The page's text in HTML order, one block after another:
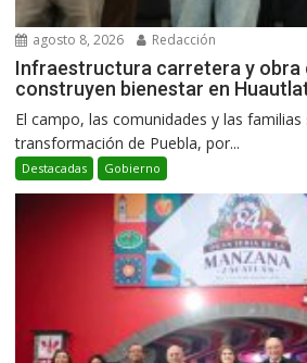
agosto 8, 2026 Redacción
Infraestructura carretera y obra
construyen bienestar en
El campo, las comunidades y las
transformación de Puebla, por...
Destacadas Gobierno